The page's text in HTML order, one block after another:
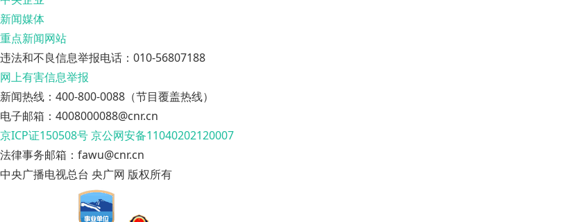
新闻媒体
重点新闻网站
违法和不良信息举报电话：010-56807188
网上有害信息举报
新闻热线：400-800-0088（节目覆盖热线）
电子邮箱：4008000088@cnr.cn
京ICP证150508号京公网安备11040202120007
法律事务邮箱：fawu@cnr.cn
中央广播电视总台 央广网 版权所有